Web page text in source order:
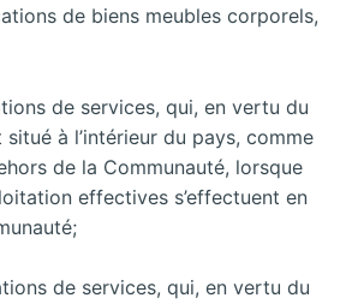
de biens meubles corporels,
de services, qui, en vertu du
à l’intérieur du pays, comme
de la Communauté, lorsque
effectives s’effectuent en
de services, qui, en vertu du